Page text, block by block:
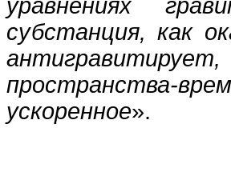
уравнениях
субстанция, как
пространства-
ускоренное».